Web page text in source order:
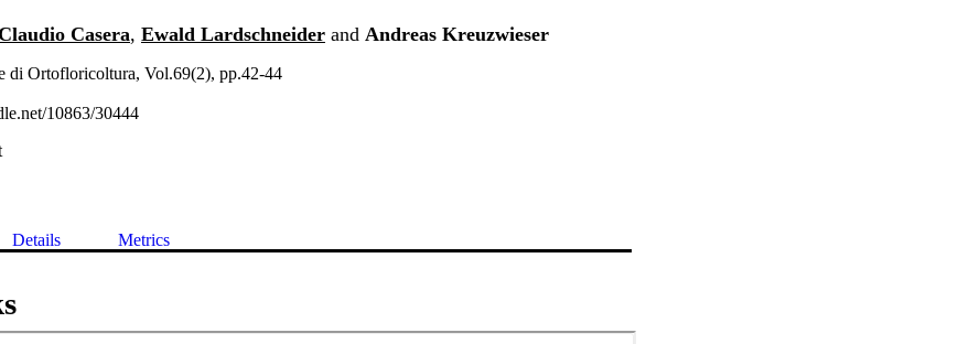
Casera, Ewald Lardschneider and Andreas Kreuzwieser
di Ortofloricoltura, Vol.69(2), pp.42-44
10863/30444
Details Metrics